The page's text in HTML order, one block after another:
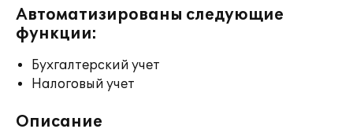
Автоматизированы следующие
функции:
Бухгалтерский учет
Налоговый учет
Описание